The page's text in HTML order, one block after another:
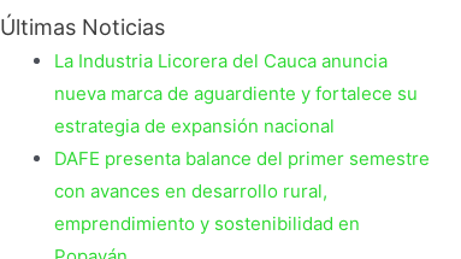
Últimas Noticias
La Industria Licorera del Cauca anuncia
nueva marca de aguardiente y fortalece su
estrategia de expansión nacional
DAFE presenta balance del primer semestre
con avances en desarrollo rural,
emprendimiento y sostenibilidad en